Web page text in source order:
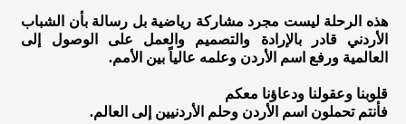
هذه الرحلة ليست مجرد مشاركة رياضية بل رسالة بأن الشباب
الأردني قادر بالإرادة والتصميم والعمل على الوصول إلى
العالمية ورفع اسم الأردن وعلمه عالياً بين الأمم.
قلوبنا وعقولنا ودعاؤنا معكم
فأنتم تحملون اسم الأردن وحلم الأردنيين إلى العالم.